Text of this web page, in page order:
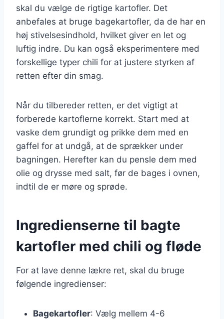
skal du vælge de rigtige kartofler. Det
anbefales at bruge bagekartofler, da de har en
høj stivelsesindhold, hvilket giver en let og
luftig indre. Du kan også eksperimentere med
forskellige typer chili for at justere styrken af
retten efter din smag.
Når du tilbereder retten, er det vigtigt at
forberede kartoflerne korrekt. Start med at
vaske dem grundigt og prikke dem med en
gaffel for at undgå, at de sprækker under
bagningen. Herefter kan du pensle dem med
olie og drysse med salt, før de bages i ovnen,
indtil de er møre og sprøde.
Ingredienserne til bagte
kartofler med chili og fløde
For at lave denne lækre ret, skal du bruge
følgende ingredienser:
Bagekartofler: Vælg mellem 4-6